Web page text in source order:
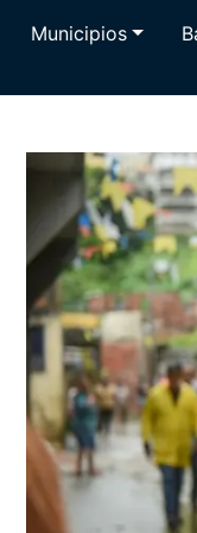
Municipios